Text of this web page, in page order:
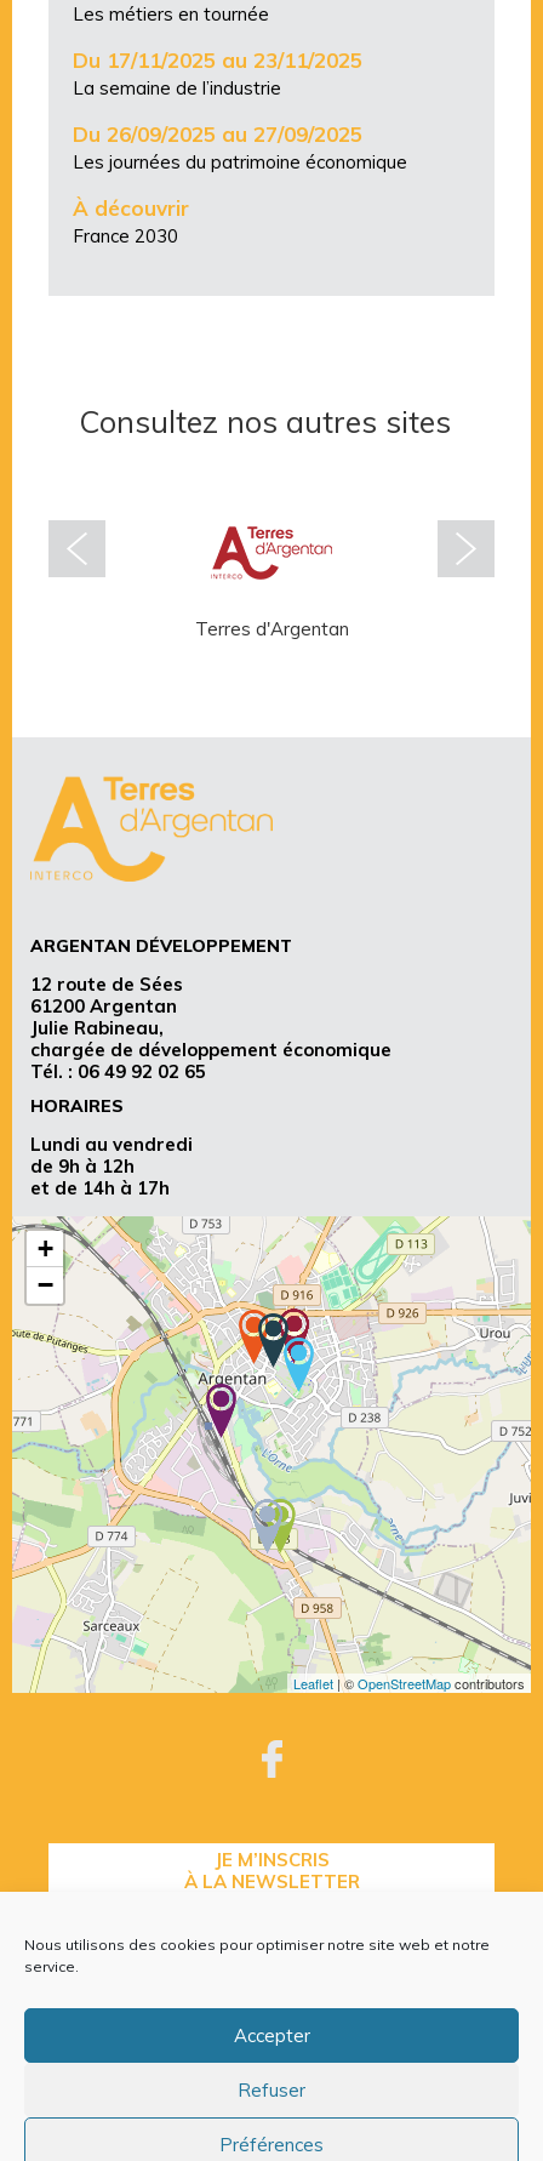
Nous utilisons des cookies pour optimiser notre site web et notre
service.
Accepter
Refuser
Préférences
Les métiers en tournée
Du 17/11/2025 au 23/11/2025
La semaine de l’industrie
Du 26/09/2025 au 27/09/2025
Les journées du patrimoine économique
À découvrir
France 2030
Consultez nos autres sites
Terres d'Argentan
ARGENTAN DÉVELOPPEMENT
12 route de Sées
61200 Argentan
Julie Rabineau,
chargée de développement économique
Tél. : 06 49 92 02 65
HORAIRES
Lundi au vendredi
de 9h à 12h
et de 14h à 17h
+
−
Leaflet | ©OpenStreetMapcontributors
JE M’INSCRIS
À LA NEWSLETTER
Politique de cookies (EU)